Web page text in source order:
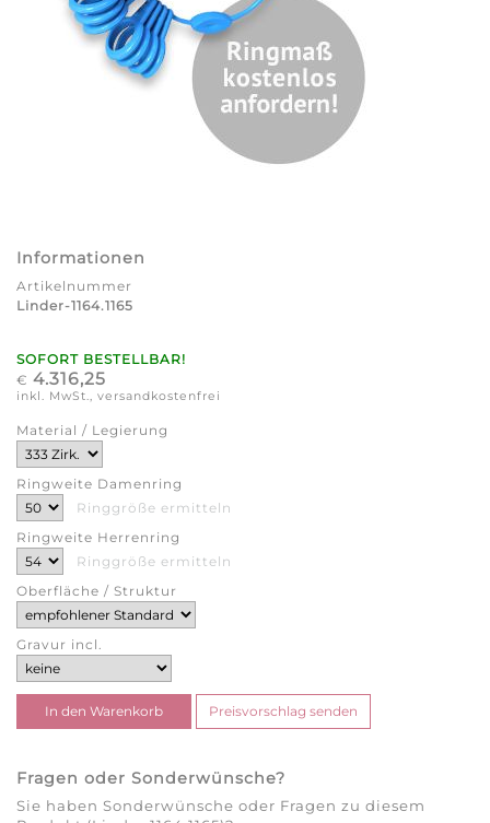
Informationen
Artikelnummer
Linder-1164.1165
SOFORT BESTELLBAR!
€ 4.316,25
inkl. MwSt., versandkostenfrei
Material / Legierung
Ringweite Damenring
Ringgröße ermitteln
Ringweite Herrenring
Ringgröße ermitteln
Oberfläche / Struktur
Gravur incl.
Fragen oder Sonderwünsche?
Sie haben Sonderwünsche oder Fragen zu diesem